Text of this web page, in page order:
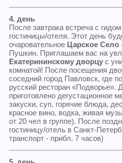
4. день
После завтрака встреча с
гостиницы/отеля. Этот день
очаровательное Царское Село
Пушкин. Приглашаем вас на
Екатерининскому дворцус
комнатой! После посещения
соседний город Павловск, где
русский ресторан «Подворье».
приготовлено дегустационное
закуски, суп, горячие блюда,
красное вино, водка, живая
от 20 чел в группе). После
гостиницу/отель в Санкт-
транспорт - прибл. 7 часов)